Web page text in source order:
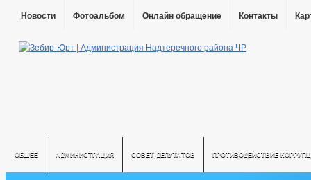
Новости Фотоальбом Онлайн обращение Контакты
ОБЩЕЕ АДМИНИСТРАЦИЯ СОВЕТ ДЕПУТАТОВ ПРОТИВОДЕЙСТВИЕ